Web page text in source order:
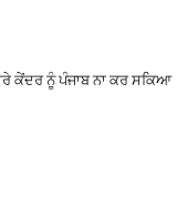
ਕੇਂਦਰ ਨੂੰ ਪੰਜਾਬ ਨਾ ਕਰ ਸਕਿਆ